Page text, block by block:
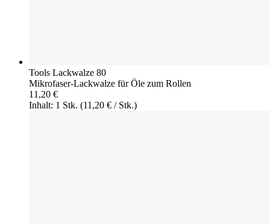
Tools Lackwalze 80
Mikrofaser-Lackwalze für Öle zum Rollen
11,20 €
Inhalt: 1 Stk. (11,20 € / Stk.)